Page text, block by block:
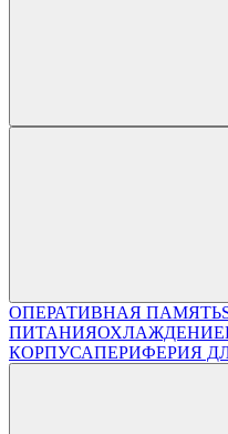
ОПЕРАТИВНАЯ ПАМЯТЬ
ПИТАНИЯОХЛАЖДЕНИЕ
КОРПУСАПЕРИФЕРИЯ